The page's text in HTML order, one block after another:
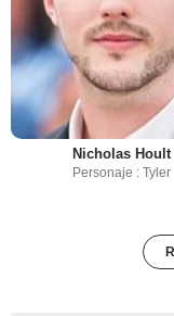
Nicholas Hoult
Personaje : Tyler